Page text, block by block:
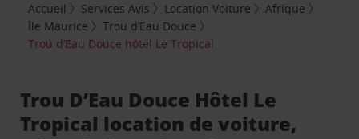
Accueil Services Avis Location Voiture
Afrique
Île Maurice
Trou d’Eau Douce
Trou d’Eau Douce hôtel Le Tropical
Trou D’Eau Douce Hôtel Le
Tropical location de voiture,